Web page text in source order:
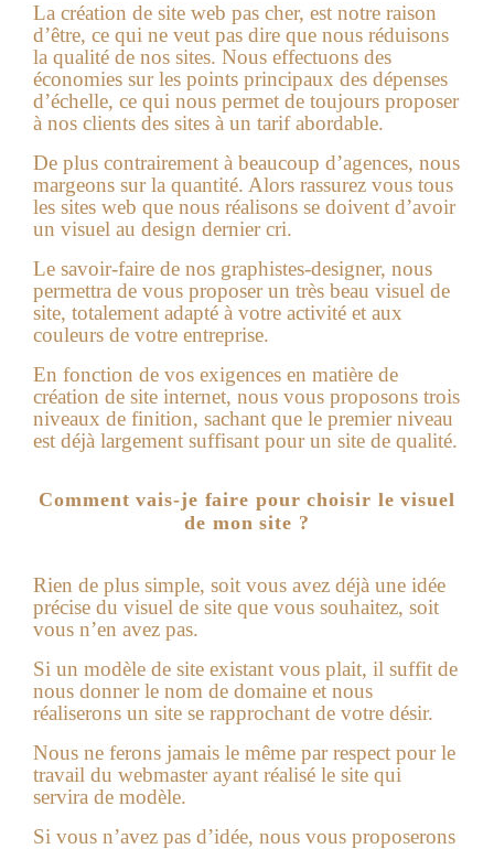
La création de site web pas cher, est notre raison
d’être, ce qui ne veut pas dire que nous réduisons
la qualité de nos sites. Nous effectuons des
économies sur les points principaux des dépenses
d’échelle, ce qui nous permet de toujours proposer
à nos clients des sites à un tarif abordable.
De plus contrairement à beaucoup d’agences, nous
margeons sur la quantité. Alors rassurez vous tous
les sites web que nous réalisons se doivent d’avoir
un visuel au design dernier cri.
Le savoir-faire de nos graphistes-designer, nous
permettra de vous proposer un très beau visuel de
site, totalement adapté à votre activité et aux
couleurs de votre entreprise.
En fonction de vos exigences en matière de
création de site internet, nous vous proposons trois
niveaux de finition, sachant que le premier niveau
est déjà largement suffisant pour un site de qualité.
Comment vais-je faire pour choisir le visuel
de mon site ?
Rien de plus simple, soit vous avez déjà une idée
précise du visuel de site que vous souhaitez, soit
vous n’en avez pas.
Si un modèle de site existant vous plait, il suffit de
nous donner le nom de domaine et nous
réaliserons un site se rapprochant de votre désir.
Nous ne ferons jamais le même par respect pour le
travail du webmaster ayant réalisé le site qui
servira de modèle.
Si vous n’avez pas d’idée, nous vous proposerons